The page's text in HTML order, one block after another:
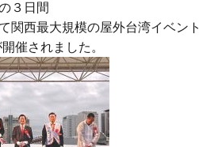
３日間
関西最大規模の屋外台湾イベント
催されました。